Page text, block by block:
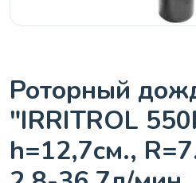
Роторный
"IRRITROL
h=12,7см.,